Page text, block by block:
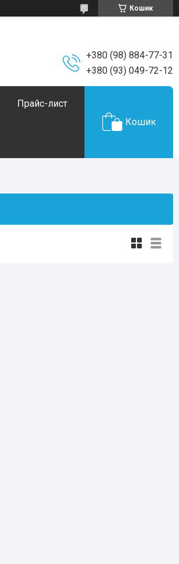
Кошик
+380 (98) 884-77-31
+380 (93) 049-72-12
Прайс-лист
Кошик